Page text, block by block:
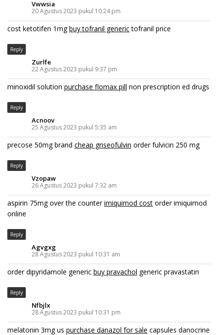
Vwwsia
20 Agustus 2023 pukul 10:24 pm
cost ketotifen 1mgbuy tofranil generictofranil price
Reply
Zurlfe
22 Agustus 2023 pukul 9:37 pm
minoxidil solution purchase flomax pill non prescription ed drugs
Reply
Acnoov
25 Agustus 2023 pukul 5:35 am
precose 50mg brand cheap griseofulvin order fulvicin 250 mg
Reply
Vzopaw
26 Agustus 2023 pukul 7:32 am
aspirin 75mg over the counterimiquimod cost order imiquimod
online
Reply
Agvgxg
28 Agustus 2023 pukul 10:31 am
order dipyridamole generic buy pravachol generic pravastatin
Reply
Nfbjlx
28 Agustus 2023 pukul 10:31 pm
melatonin 3mg us purchase danazol for sale capsules danocrine